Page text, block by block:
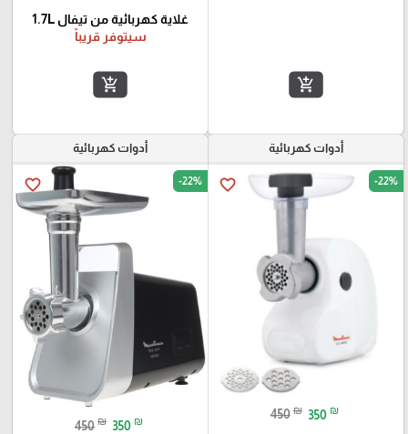
add_shopping_cart
غلاية كهربائية من تيفال 1.7L
سيتوفر قريباً
add_shopping_cart
أدوات كهربائية
favorite_border -22%
450 ₪ 350 ₪
أدوات كهربائية
favorite_border -22%
450 ₪ 350 ₪